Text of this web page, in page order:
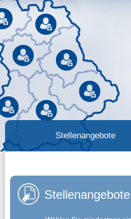
Stellenangebote